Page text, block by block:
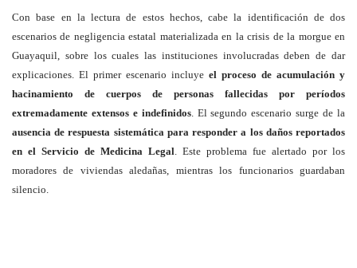
Con base en la lectura de estos hechos, cabe la identificación de dos
escenarios de negligencia estatal materializada en la crisis de la morgue en
Guayaquil, sobre los cuales las instituciones involucradas deben de dar
explicaciones. El primer escenario incluye el proceso de acumulación y
hacinamiento de cuerpos de personas fallecidas por períodos
extremadamente extensos e indefinidos. El segundo escenario surge de la
ausencia de respuesta sistemática para responder a los daños reportados
en el Servicio de Medicina Legal . Este problema fue alertado por los
moradores de viviendas aledañas, mientras los funcionarios guardaban
silencio.